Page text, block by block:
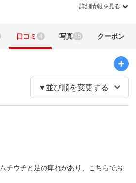
詳細情報を見る
口コミ 4 写真 15 クーポン
チウチと足の痺れがあり、こちらでお